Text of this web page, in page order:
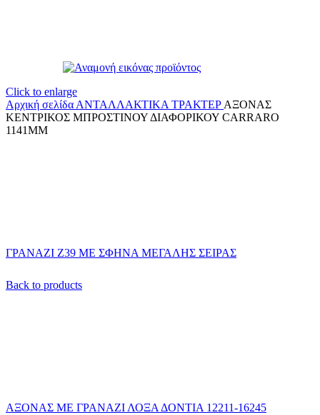
Click to enlarge
Αρχική σελίδα ΑΝΤΑΛΛΑΚΤΙΚΑ ΤΡΑΚΤΕΡ ΑΞΟΝΑΣ
ΚΕΝΤΡΙΚΟΣ ΜΠΡΟΣΤΙΝΟΥ ΔΙΑΦΟΡΙΚΟΥ CARRARO
1141ΜΜ
ΓΡΑΝΑΖΙ Ζ39 ΜΕ ΣΦΗΝΑ ΜΕΓΑΛΗΣ ΣΕΙΡΑΣ
Back to products
ΑΞΟΝΑΣ ΜΕ ΓΡΑΝΑΖΙ ΛΟΞΑ ΔΟΝΤΙΑ 12211-16245